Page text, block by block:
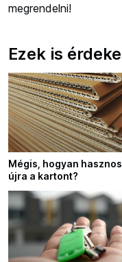
megrendelni!
Ezek is
Mégis, hogyan
újra a kartont?